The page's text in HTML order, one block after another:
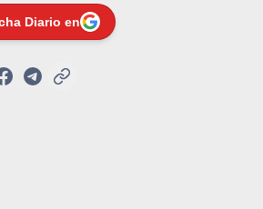
Diario en